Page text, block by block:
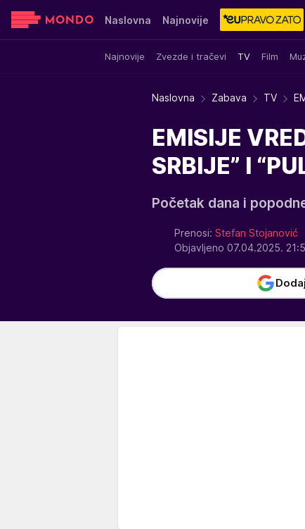
Naslovna Najnovije
Najnovije Zvezde i tračevi TV Film
Sensa Stvar ukusa Yumama
Naslovna Zabava TV
EMISIJE
SRBIJE” I
Početak dana i
Prenosi: Stefan Stojanović
Objavljeno 07.04.2025.